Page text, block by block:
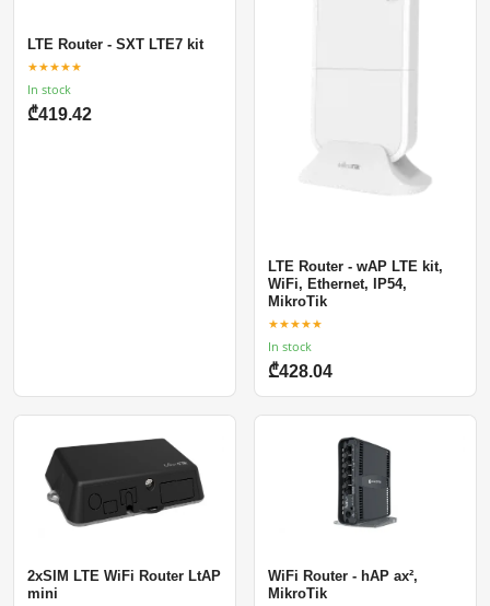
LTE Router - SXT LTE7 kit
★★★★★
In stock
₾419.42
LTE Router - wAP LTE kit,
WiFi, Ethernet, IP54,
MikroTik
★★★★★
In stock
₾428.04
2xSIM LTE WiFi Router LtAP
mini
WiFi Router - hAP ax²,
MikroTik